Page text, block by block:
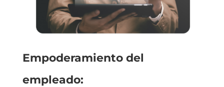
Empoderamiento del
empleado: